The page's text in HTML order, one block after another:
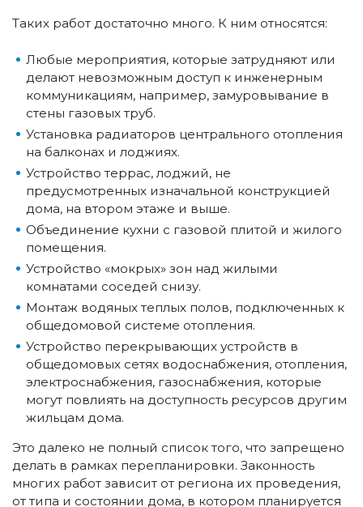
Таких работ достаточно много. К ним относятся:
Любые мероприятия, которые затрудняют или
делают невозможным доступ к инженерным
коммуникациям, например, замуровывание в
стены газовых труб.
Установка радиаторов центрального отопления
на балконах и лоджиях.
Устройство террас, лоджий, не
предусмотренных изначальной конструкцией
дома, на втором этаже и выше.
Объединение кухни с газовой плитой и жилого
помещения.
Устройство «мокрых» зон над жилыми
комнатами соседей снизу.
Монтаж водяных теплых полов, подключенных к
общедомовой системе отопления.
Устройство перекрывающих устройств в
общедомовых сетях водоснабжения, отопления,
электроснабжения, газоснабжения, которые
могут повлиять на доступность ресурсов другим
жильцам дома.
Это далеко не полный список того, что запрещено
делать в рамках перепланировки. Законность
многих работ зависит от региона их проведения,
от типа и состоянии дома, в котором планируется